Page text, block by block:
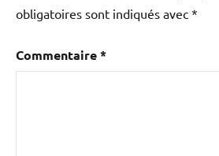
obligatoires sont indiqués avec *
Commentaire*